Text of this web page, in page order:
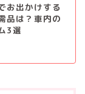
お出かけする
品は？車内の
3選